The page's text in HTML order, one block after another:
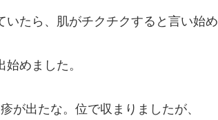
たら、肌がチクチクすると言い始め
めました。
が出たな。位で収まりましたが、